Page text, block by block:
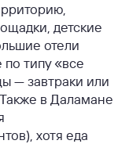
детские
отели
по типу «все
— завтраки или
в Даламане
хотя еда